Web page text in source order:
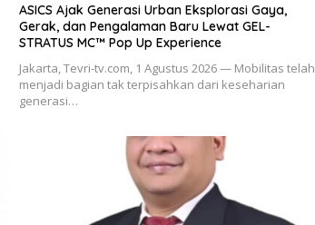
ASICS Ajak Generasi Urban Eksplorasi Gaya,
Gerak, dan Pengalaman Baru Lewat GEL-
STRATUS MC™ Pop Up Experience
Jakarta, Tevri-tv.com, 1 Agustus 2026 — Mobilitas telah
menjadi bagian tak terpisahkan dari keseharian
generasi…